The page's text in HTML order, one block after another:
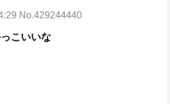
No.429244440
こいいな